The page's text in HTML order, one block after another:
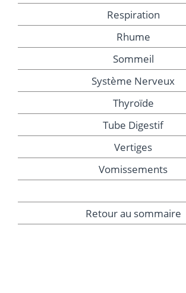
Respiration
Rhume
Sommeil
Système Nerveux
Thyroïde
Tube Digestif
Vertiges
Vomissements
Retour au sommaire